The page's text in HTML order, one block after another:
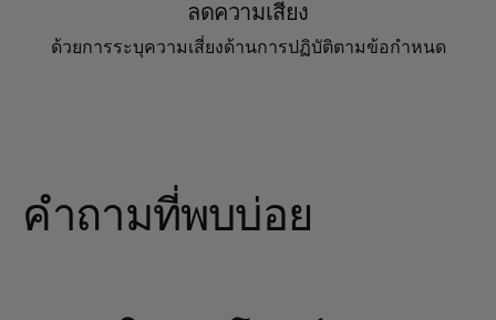
ลดความเสี่ยง
ด้วยการระบุความเสี่ยงด้านการปฏิบัติตามข้อกำหนด
คำถามที่พบบ่อย